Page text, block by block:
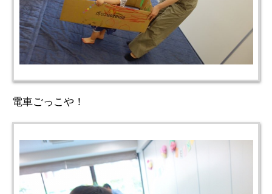
電車ごっこや！